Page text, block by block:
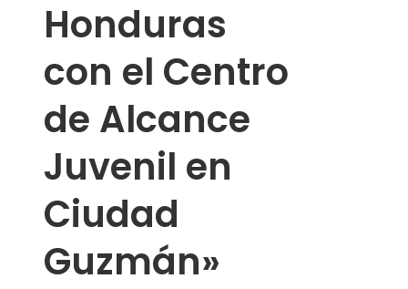
Honduras
con el Centro
de Alcance
Juvenil en
Ciudad
Guzmán»